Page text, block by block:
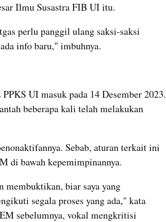
Ilmu Susastra FIB UI itu.
perlu panggil ulang saksi-saksi
info baru," imbuhnya.
UI masuk pada 14 Desember 2023.
beberapa kali telah melakukan
Sebab, aturan terkait ini
di bawah kepemimpinannya.
membuktikan, biar saya yang
segala proses yang ada," kata
sebelumnya, vokal mengkritisi